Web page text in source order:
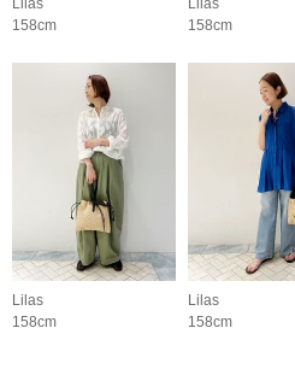
Lilas
158cm
Lilas
158cm
Lilas
158cm
Lilas
158cm